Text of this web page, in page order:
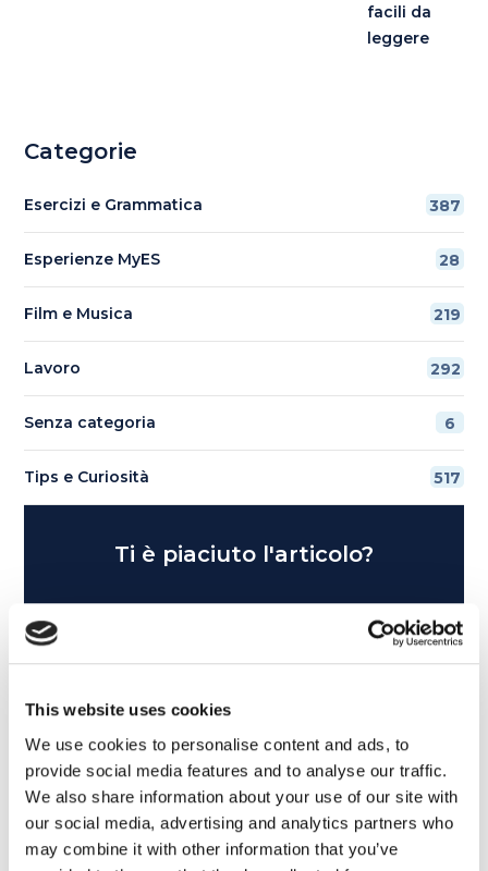
This website uses cookies
We use cookies to personalise content and ads, to
provide social media features and to analyse our traffic.
We also share information about your use of our site with
our social media, advertising and analytics partners who
may combine it with other information that you’ve
facili da
leggere
Categorie
Esercizi e Grammatica 387
Esperienze MyES 28
Film e Musica 219
Lavoro 292
Senza categoria 6
Tips e Curiosità 517
Ti è piaciuto l'articolo?
Non perderti più nulla da My English School. Tutte le